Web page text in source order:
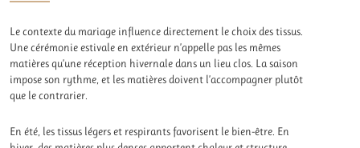
Le contexte du mariage influence directement le choix des tissus.
Une cérémonie estivale en extérieur n’appelle pas les mêmes
matières qu’une réception hivernale dans un lieu clos. La saison
impose son rythme, et les matières doivent l’accompagner plutôt
que le contrarier.
En été, les tissus légers et respirants favorisent le bien-être. En